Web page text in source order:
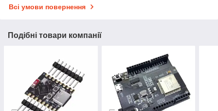
Всі умови повернення
Подібні товари компанії